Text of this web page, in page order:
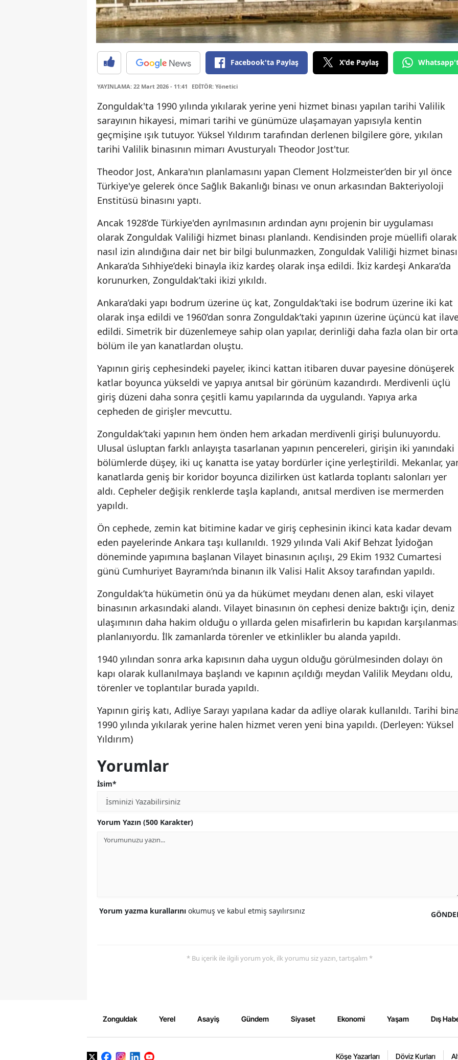
Facebook'ta Paylaş X'de Paylaş
YAYINLAMA: 22 Mart 2026 - 11:41 EDİTÖR: Yönetici
Zonguldak'ta 1990 yılında yıkılarak yerine yeni hizmet binası yapılan tarihi Valilik
sarayının hikayesi, mimari tarihi ve günümüze ulaşamayan yapısıyla kentin
geçmişine ışık tutuyor. Yüksel Yıldırım tarafından derlenen bilgilere göre, yıkılan
tarihi Valilik binasının mimarı Avusturyalı Theodor Jost'tur.
Theodor Jost, Ankara'nın planlamasını yapan Clement Holzmeister’den bir yıl önce
Türkiye'ye gelerek önce Sağlık Bakanlığı binası ve onun arkasından Bakteriyoloji
Enstitüsü binasını yaptı.
Ancak 1928’de Türkiye'den ayrılmasının ardından aynı projenin bir uygulaması
olarak Zonguldak Valiliği hizmet binası planlandı. Kendisinden proje müellifi olarak
nasıl izin alındığına dair net bir bilgi bulunmazken, Zonguldak Valiliği hizmet binası
Ankara’da Sıhhiye’deki binayla ikiz kardeş olarak inşa edildi. İkiz kardeşi Ankara’da
korunurken, Zonguldak’taki ikizi yıkıldı.
Ankara’daki yapı bodrum üzerine üç kat, Zonguldak’taki ise bodrum üzerine iki kat
olarak inşa edildi ve 1960’dan sonra Zonguldak’taki yapının üzerine üçüncü kat
edildi. Simetrik bir düzenlemeye sahip olan yapılar, derinliği daha fazla olan bir orta
bölüm ile yan kanatlardan oluştu.
Yapının giriş cephesindeki payeler, ikinci kattan itibaren duvar payesine dönüşerek
katlar boyunca yükseldi ve yapıya anıtsal bir görünüm kazandırdı. Merdivenli üçlü
giriş düzeni daha sonra çeşitli kamu yapılarında da uygulandı. Yapıya arka
cepheden de girişler mevcuttu.
Zonguldak’taki yapının hem önden hem arkadan merdivenli girişi bulunuyordu.
Ulusal üsluptan farklı anlayışta tasarlanan yapının pencereleri, girişin iki yanındaki
bölümlerde düşey, iki uç kanatta ise yatay bordürler içine yerleştirildi. Mekanlar,
kanatlarda geniş bir koridor boyunca dizilirken üst katlarda toplantı salonları yer
aldı. Cepheler değişik renklerde taşla kaplandı, anıtsal merdiven ise mermerden
yapıldı.
Ön cephede, zemin kat bitimine kadar ve giriş cephesinin ikinci kata kadar devam
eden payelerinde Ankara taşı kullanıldı. 1929 yılında Vali Akif Behzat İyidoğan
döneminde yapımına başlanan Vilayet binasının açılışı, 29 Ekim 1932 Cumartesi
günü Cumhuriyet Bayramı’nda binanın ilk Valisi Halit Aksoy tarafından yapıldı.
Zonguldak’ta hükümetin önü ya da hükümet meydanı denen alan, eski vilayet
binasının arkasındaki alandı. Vilayet binasının ön cephesi denize baktığı için, deniz
ulaşımının daha hakim olduğu o yıllarda gelen misafirlerin bu kapıdan
planlanıyordu. İlk zamanlarda törenler ve etkinlikler bu alanda yapıldı.
1940 yılından sonra arka kapısının daha uygun olduğu görülmesinden dolayı ön
kapı olarak kullanılmaya başlandı ve kapının açıldığı meydan Valilik Meydanı oldu,
törenler ve toplantılar burada yapıldı.
Yapının giriş katı, Adliye Sarayı yapılana kadar da adliye olarak kullanıldı. Tarihi
1990 yılında yıkılarak yerine halen hizmet veren yeni bina yapıldı. (Derleyen: Yüksel
Yıldırım)
Yorumlar
İsim*
Yorum Yazın (500 Karakter)
Yorum yazma kurallarını okumuş ve kabul etmiş sayılırsınız
* Bu içerik ile ilgili yorum yok, ilk yorumu siz yazın, tartışalım *
Zonguldak Yerel Asayiş Gündem Siyaset Ekonomi Yaşam Dış
Köşe Yazarları Döviz Kurları